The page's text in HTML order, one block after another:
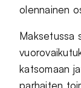
olennainen
Maksetussa
katsomaan
parhaiten